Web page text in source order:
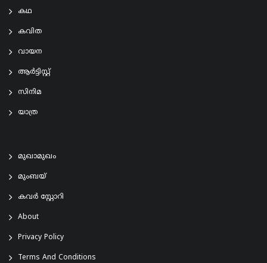
കഥ
കവിത
വായന
ആര്‍ട്ടിസ്റ്റ്
സിനിമ
യാത്ര
മുഖാമുഖം
മുംബയ്
കവർ സ്റ്റോറി
About
Privacy Policy
Terms And Conditions